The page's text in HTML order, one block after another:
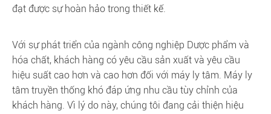
đạt được sự hoàn hảo trong thiết kế.
Với sự phát triển của ngành công nghiệp Dược phẩm và
hóa chất, khách hàng có yêu cầu sản xuất và yêu cầu
hiệu suất cao hơn và cao hơn đối với máy ly tâm. Máy ly
tâm truyền thống khó đáp ứng nhu cầu tùy chỉnh của
khách hàng. Vì lý do này, chúng tôi đang cải thiện hiệu